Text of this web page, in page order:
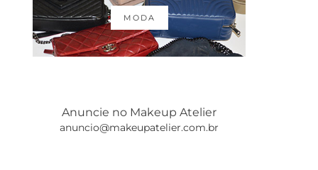
MODA
Anuncie no Makeup Atelier
anuncio@makeupatelier.com.br